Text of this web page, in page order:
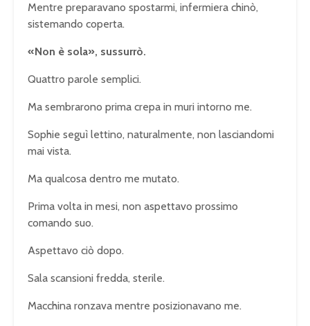
Mentre preparavano spostarmi, infermiera chinò,
sistemando coperta.
«Non è sola», sussurrò.
Quattro parole semplici.
Ma sembrarono prima crepa in muri intorno me.
Sophie seguì lettino, naturalmente, non lasciandomi
mai vista.
Ma qualcosa dentro me mutato.
Prima volta in mesi, non aspettavo prossimo
comando suo.
Aspettavo ciò dopo.
Sala scansioni fredda, sterile.
Macchina ronzava mentre posizionavano me.